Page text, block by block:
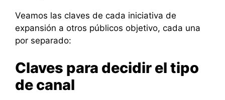
Veamos las claves de cada iniciativa de
expansión a otros públicos objetivo, cada una
por separado:
Claves para decidir el tipo
de canal